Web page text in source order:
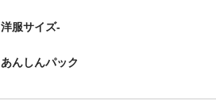
洋服サイズ-
あんしんパック